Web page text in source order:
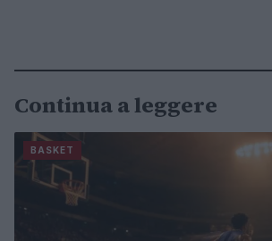
Continua a leggere
BASKET